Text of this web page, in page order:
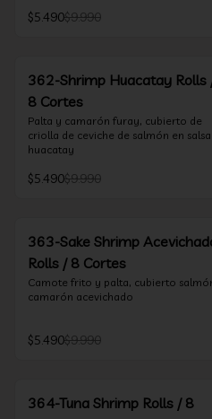
$5.490$9.990
362-Shrimp Huacatay Rolls
8 Cortes
Palta y camarón furay, cubierto de
criolla de ceviche de salmón en salsa
huacatay
$5.490$9.990
363-Sake Shrimp
Rolls / 8 Cortes
Camote frito y palta, cubierto
camarón acevichado
$5.490$9.990
364-Tuna Shrimp Rolls / 8